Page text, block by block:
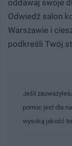
oddawaj swoje
Odwiedź salon
Warszawie i
podkreśli Twój
Jeśli
pomoc jest dla
wysoką jakość